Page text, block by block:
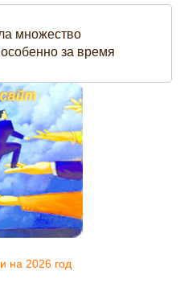
множество
за время
на 2026 год